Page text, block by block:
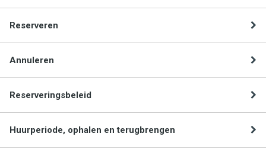
Reserveren
Annuleren
Reserveringsbeleid
Huurperiode, ophalen en terugbrengen